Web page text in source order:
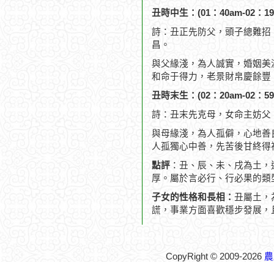
丑時中生：(01：40am-02：
詩：丑正先防父，頭子總難
昌。
與父緣淺，為人誠實，婚姻
和命于得力，老景財帛慶餘豐
丑時末生：(02：20am-02：
詩：丑末先克母，女命主妨
與母緣淺，為人孤僻，心地
人孤獨心中善，先苦後甘終
點評 ：丑、辰、未、戌為土
厚。屬於言必行、行必果的
子女的性格和長相： 丑屬土，
謊，事業方面喜歡穩步發展，
CopyRight © 2009-2026